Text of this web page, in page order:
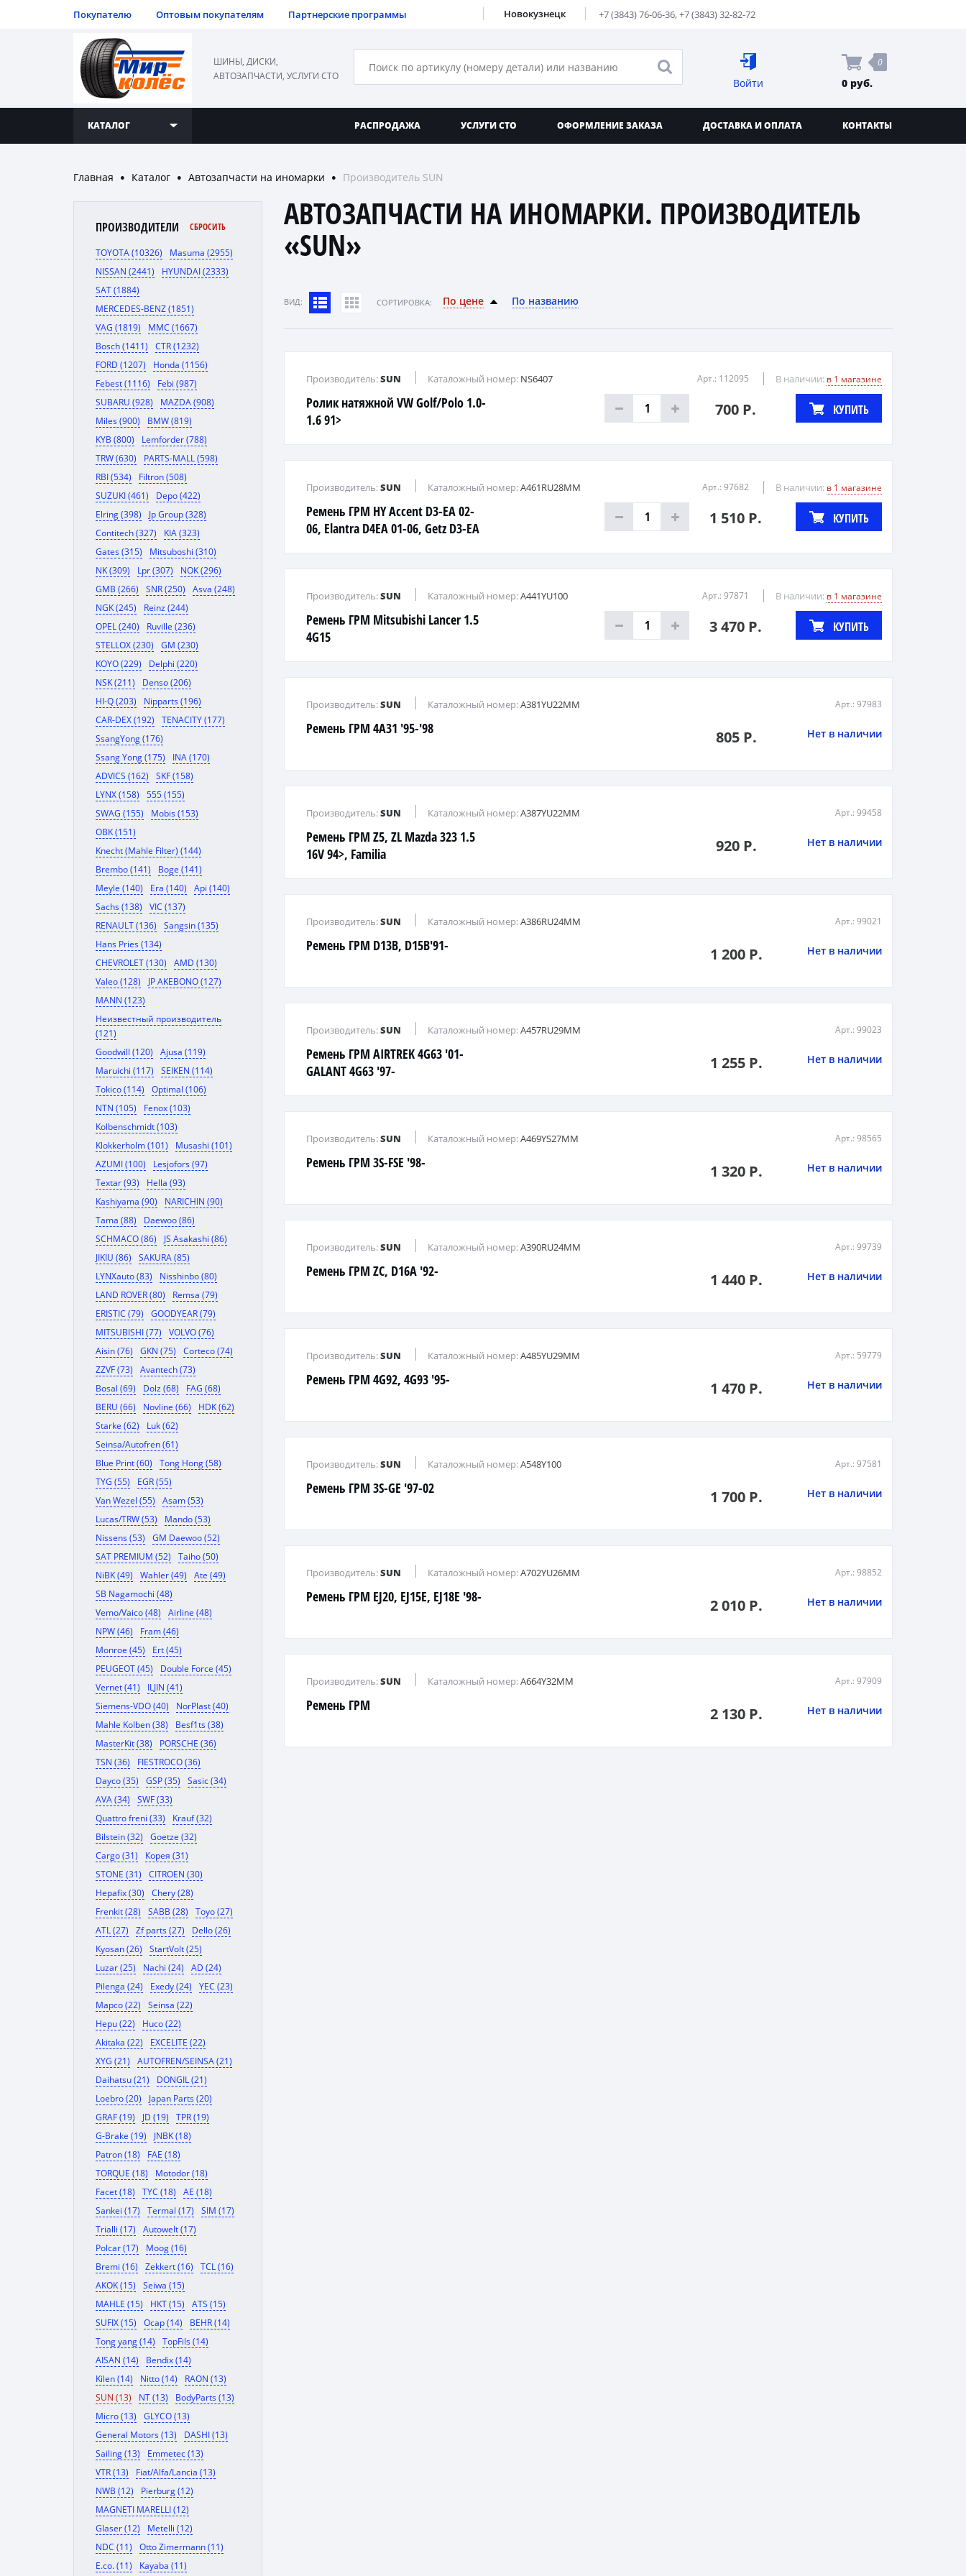
Покупателю Оптовым покупателям Партнерские программы Новокузнецк +7 (3843) 76-06-36,+7 (3843) 32-82-72
ШИНЫ, ДИСКИ,
АВТОЗАПЧАСТИ, УСЛУГИ СТО
Войти
0
0 руб.
КАТАЛОГ РАСПРОДАЖА УСЛУГИ СТО ОФОРМЛЕНИЕ ЗАКАЗА ДОСТАВКА И ОПЛАТА КОНТАКТЫ
Главная ● Каталог ● Автозапчасти на иномарки ● Производитель SUN
ПРОИЗВОДИТЕЛИ СБРОСИТЬ
TOYOTA (10326)
Masuma (2955)
NISSAN (2441)
HYUNDAI (2333)
SAT (1884)
MERCEDES-BENZ (1851)
VAG (1819)
MMC (1667)
Bosch (1411)
CTR (1232)
FORD (1207)
Honda (1156)
Febest (1116)
Febi (987)
SUBARU (928)
MAZDA (908)
Miles (900)
BMW (819)
KYB (800)
Lemforder (788)
TRW (630)
PARTS-MALL (598)
RBI (534)
Filtron (508)
SUZUKI (461)
Depo (422)
Elring (398)
Jp Group (328)
Contitech (327)
KIA (323)
Gates (315)
Mitsuboshi (310)
NK (309)
Lpr (307)
NOK (296)
GMB (266)
SNR (250)
Asva (248)
NGK (245)
Reinz (244)
OPEL (240)
Ruville (236)
STELLOX (230)
GM (230)
KOYO (229)
Delphi (220)
NSK (211)
Denso (206)
HI-Q (203)
Nipparts (196)
CAR-DEX (192)
TENACITY (177)
SsangYong (176)
Ssang Yong (175)
INA (170)
ADVICS (162)
SKF (158)
LYNX (158)
555 (155)
SWAG (155)
Mobis (153)
OBK (151)
Knecht (Mahle Filter) (144)
Brembo (141)
Boge (141)
Meyle (140)
Era (140)
Api (140)
Sachs (138)
VIC (137)
RENAULT (136)
Sangsin (135)
Hans Pries (134)
CHEVROLET (130)
AMD (130)
Valeo (128)
JP AKEBONO (127)
MANN (123)
Неизвестный производитель
(121)
Goodwill (120)
Ajusa (119)
Maruichi (117)
SEIKEN (114)
Tokico (114)
Optimal (106)
NTN (105)
Fenox (103)
Kolbenschmidt (103)
Klokkerholm (101)
Musashi (101)
AZUMI (100)
Lesjofors (97)
Textar (93)
Hella (93)
Kashiyama (90)
NARICHIN (90)
Tama (88)
Daewoo (86)
SCHMACO (86)
JS Asakashi (86)
JIKIU (86)
SAKURA (85)
LYNXauto (83)
Nisshinbo (80)
LAND ROVER (80)
Remsa (79)
ERISTIC (79)
GOODYEAR (79)
MITSUBISHI (77)
VOLVO (76)
Aisin (76)
GKN (75)
Corteco (74)
ZZVF (73)
Avantech (73)
Bosal (69)
Dolz (68)
FAG (68)
BERU (66)
Novline (66)
HDK (62)
Starke (62)
Luk (62)
Seinsa/Autofren (61)
Blue Print (60)
Tong Hong (58)
TYG (55)
EGR (55)
Van Wezel (55)
Asam (53)
Lucas/TRW (53)
Mando (53)
Nissens (53)
GM Daewoo (52)
SAT PREMIUM (52)
Taiho (50)
NiBK (49)
Wahler (49)
Ate (49)
SB Nagamochi (48)
Vemo/Vaico (48)
Airline (48)
NPW (46)
Fram (46)
Monroe (45)
Ert (45)
PEUGEOT (45)
Double Force (45)
Vernet (41)
ILJIN (41)
Siemens-VDO (40)
NorPlast (40)
Mahle Kolben (38)
Besf1ts (38)
MasterKit (38)
PORSCHE (36)
TSN (36)
FIESTROCO (36)
Dayco (35)
GSP (35)
Sasic (34)
AVA (34)
SWF (33)
Quattro freni (33)
Krauf (32)
Bilstein (32)
Goetze (32)
Cargo (31)
Корея (31)
STONE (31)
CITROEN (30)
Hepafix (30)
Chery (28)
Frenkit (28)
SABB (28)
Toyo (27)
ATL (27)
Zf parts (27)
Dello (26)
Kyosan (26)
StartVolt (25)
Luzar (25)
Nachi (24)
AD (24)
Pilenga (24)
Exedy (24)
YEC (23)
Mapco (22)
Seinsa (22)
Hepu (22)
Huco (22)
Akitaka (22)
EXCELITE (22)
XYG (21)
AUTOFREN/SEINSA (21)
Daihatsu (21)
DONGIL (21)
Loebro (20)
Japan Parts (20)
GRAF (19)
JD (19)
TPR (19)
G-Brake (19)
JNBK (18)
Patron (18)
FAE (18)
TORQUE (18)
Motodor (18)
Facet (18)
TYC (18)
AE (18)
Sankei (17)
Termal (17)
SIM (17)
Trialli (17)
Autowelt (17)
Polcar (17)
Moog (16)
Bremi (16)
Zekkert (16)
TCL (16)
AKOK (15)
Seiwa (15)
MAHLE (15)
HKT (15)
ATS (15)
SUFIX (15)
Ocap (14)
BEHR (14)
Tong yang (14)
TopFils (14)
AISAN (14)
Bendix (14)
Kilen (14)
Nitto (14)
RAON (13)
SUN (13)
NT (13)
BodyParts (13)
Micro (13)
GLYCO (13)
General Motors (13)
DASHI (13)
Sailing (13)
Emmetec (13)
VTR (13)
Fiat/Alfa/Lancia (13)
NWB (12)
Pierburg (12)
MAGNETI MARELLI (12)
Glaser (12)
Metelli (12)
NDC (11)
Otto Zimermann (11)
E.co. (11)
Kayaba (11)
АВТОЗАПЧАСТИ НА ИНОМАРКИ. ПРОИЗВОДИТЕЛЬ
«SUN»
ВИД: CОРТИРОВКА: По цене По названию
Ролик натяжной VW Golf/Polo 1.0-
1.6 91>
Производитель:SUN Каталожный номер: NS6407 Арт.: 112095 В наличии: в 1 магазине
700 Р. КУПИТЬ
Ремень ГРМ HY Accent D3-EA 02-
06, Elantra D4EA 01-06, Getz D3-EA
Производитель:SUN Каталожный номер:A461RU28MM Арт.: 97682 В наличии: в 1 магазине
1 510 Р. КУПИТЬ
Ремень ГРМ Mitsubishi Lancer 1.5
4G15
Производитель:SUN Каталожный номер:A441YU100 Арт.: 97871 В наличии: в 1 магазине
3 470 Р. КУПИТЬ
Ремень ГРМ 4A31 '95-'98
Производитель:SUN Каталожный номер:A381YU22MM Арт.: 97983
805 Р. Нет в наличии
Ремень ГРМ Z5, ZL Mazda 323 1.5
16V 94>, Familia
Производитель:SUN Каталожный номер:A387YU22MM Арт.: 99458
920 Р. Нет в наличии
Ремень ГРМ D13B, D15B'91-
Производитель:SUN Каталожный номер:A386RU24MM Арт.: 99021
1 200 Р. Нет в наличии
Ремень ГРМ AIRTREK 4G63 '01-
GALANT 4G63 '97-
Производитель:SUN Каталожный номер:A457RU29MM Арт.: 99023
1 255 Р. Нет в наличии
Ремень ГРМ 3S-FSE '98-
Производитель:SUN Каталожный номер:A469YS27MM Арт.: 98565
1 320 Р. Нет в наличии
Ремень ГРМ ZC, D16A '92-
Производитель:SUN Каталожный номер:A390RU24MM Арт.: 99739
1 440 Р. Нет в наличии
Ремень ГРМ 4G92, 4G93 '95-
Производитель:SUN Каталожный номер:A485YU29MM Арт.: 59779
1 470 Р. Нет в наличии
Ремень ГРМ 3S-GE '97-02
Производитель:SUN Каталожный номер:A548Y100 Арт.: 97581
1 700 Р. Нет в наличии
Ремень ГРМ EJ20, EJ15E, EJ18E '98-
Производитель:SUN Каталожный номер:A702YU26MM Арт.: 98852
2 010 Р. Нет в наличии
Ремень ГРМ
Производитель:SUN Каталожный номер:A664Y32MM Арт.: 97909
2 130 Р. Нет в наличии